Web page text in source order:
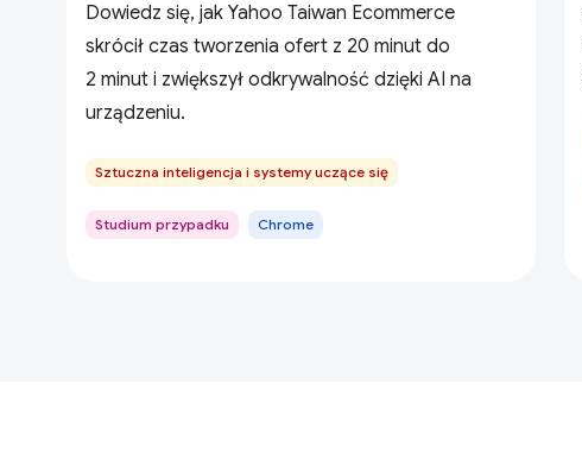
Dowiedz się, jak Yahoo Taiwan Ecommerce
skrócił czas tworzenia ofert z 20 minut do
2 minut i zwiększył odkrywalność dzięki AI na
urządzeniu.
Sztuczna inteligencja i systemy uczące się
Studium przypadku Chrome